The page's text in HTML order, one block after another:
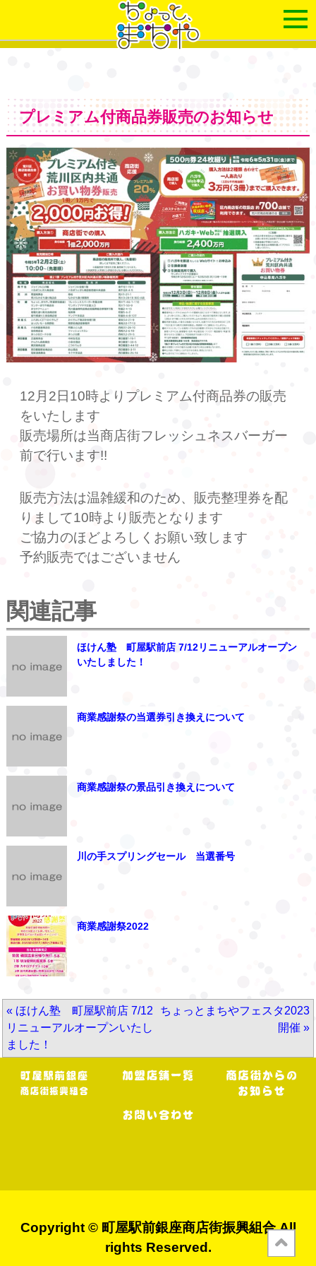
プレミアム付商品券販売のお知らせ
12月2日10時よりプレミアム付商品券の販売
をいたします
販売場所は当商店街フレッシュネスバーガー
前で行います!!
販売方法は温雑緩和のため、販売整理券を配
りまして10時より販売となります
ご協力のほどよろしくお願い致します
予約販売ではございません
関連記事
ほけん塾 町屋駅前店 7/12リニューアルオープン
いたしました！
商業感謝祭の当選券引き換えについて
商業感謝祭の景品引き換えについて
川の手スプリングセール 当選番号
商業感謝祭2022
« ほけん塾 町屋駅前店 7/12
リニューアルオープンいたし
ました！
ちょっとまちやフェスタ2023
開催»
Copyright © 町屋駅前銀座商店街振興組合All
rights Reserved.